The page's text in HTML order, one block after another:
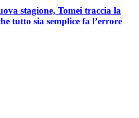
stagione, Tomei traccia la
tutto sia semplice fa l’errore